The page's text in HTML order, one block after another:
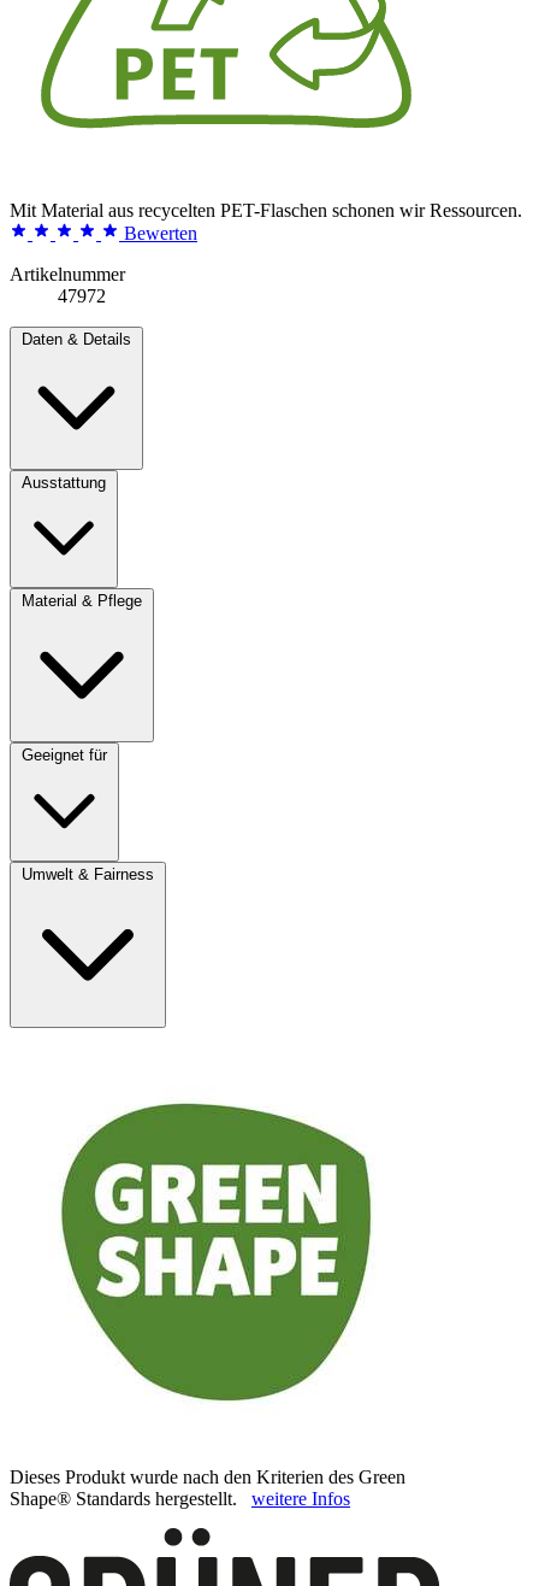
Mit Material aus recycelten PET-Flaschen schonen wir Ressourcen.
Bewerten
Artikelnummer
47972
Daten & Details
Ausstattung
Material & Pflege
Geeignet für
Umwelt & Fairness
Dieses Produkt wurde nach den Kriterien des Green
Shape® Standards hergestellt. weitere Infos